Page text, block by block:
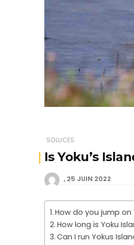
SOLUCES
Is Yoku’s
25 JUIN 2022
How do you jump on
How long is Yoku
Can I run Yokus